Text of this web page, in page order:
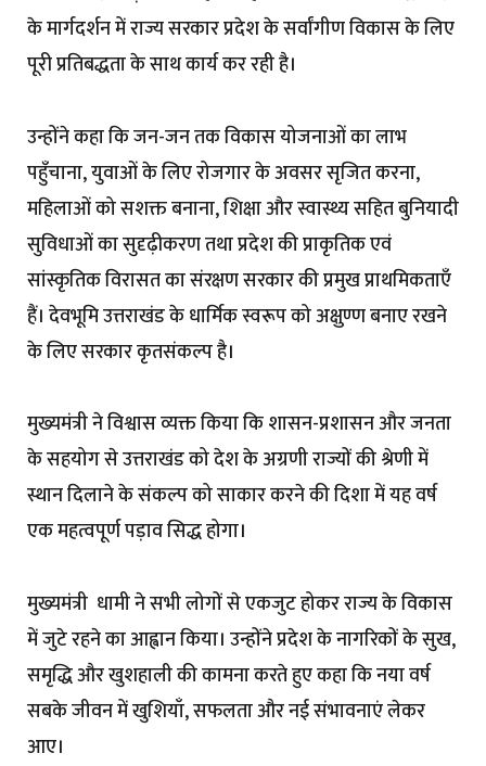
के मार्गदर्शन में राज्य सरकार प्रदेश के सर्वांगीण विकास के लिए
पूरी प्रतिबद्धता के साथ कार्य कर रही है।
उन्होंने कहा कि जन-जन तक विकास योजनाओं का लाभ
पहुँचाना, युवाओं के लिए रोजगार के अवसर सृजित करना,
महिलाओं को सशक्त बनाना, शिक्षा और स्वास्थ्य सहित बुनियादी
सुविधाओं का सुदृढ़ीकरण तथा प्रदेश की प्राकृतिक एवं
सांस्कृतिक विरासत का संरक्षण सरकार की प्रमुख प्राथमिकताएँ
हैं। देवभूमि उत्तराखंड के धार्मिक स्वरूप को अक्षुण्ण बनाए रखने
के लिए सरकार कृतसंकल्प है।
मुख्यमंत्री ने विश्वास व्यक्त किया कि शासन-प्रशासन और जनता
के सहयोग से उत्तराखंड को देश के अग्रणी राज्यों की श्रेणी में
स्थान दिलाने के संकल्प को साकार करने की दिशा में यह वर्ष
एक महत्वपूर्ण पड़ाव सिद्ध होगा।
मुख्यमंत्री धामी ने सभी लोगों से एकजुट होकर राज्य के विकास
में जुटे रहने का आह्वान किया। उन्होंने प्रदेश के नागरिकों के सुख,
समृद्धि और खुशहाली की कामना करते हुए कहा कि नया वर्ष
सबके जीवन में खुशियाँ, सफलता और नई संभावनाएं लेकर
आए।